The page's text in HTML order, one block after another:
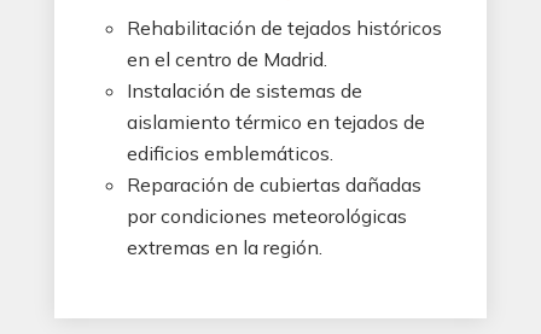
Rehabilitación de tejados históricos
en el centro de Madrid.
Instalación de sistemas de
aislamiento térmico en tejados de
edificios emblemáticos.
Reparación de cubiertas dañadas
por condiciones meteorológicas
extremas en la región.